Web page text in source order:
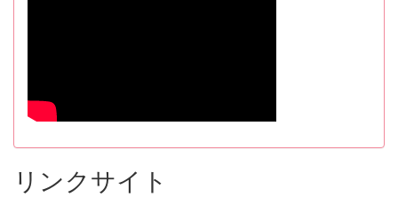
リンクサイト